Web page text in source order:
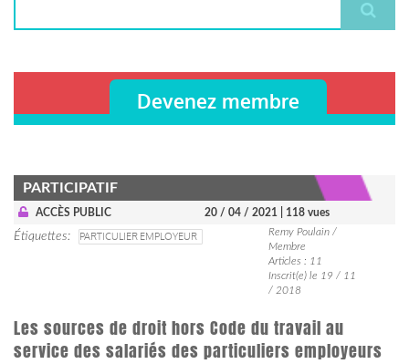
Devenez membre
PARTICIPATIF
ACCÈS PUBLIC 20 / 04 / 2021 | 118 vues
Étiquettes PARTICULIER EMPLOYEUR
Remy Poulain /
Membre
Articles : 11
Inscrit(e) le 19 / 11
/ 2018
Les sources de droit hors Code du travail au
service des salariés des particuliers employeurs